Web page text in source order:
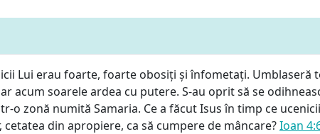
Lui erau foarte, foarte obosiți și înfometați. Umblaseră
acum soarele ardea cu putere. S-au oprit să se
o zonă numită Samaria. Ce a făcut Isus în timp ce
cetatea din apropiere, ca să cumpere de mâncare?Ioan